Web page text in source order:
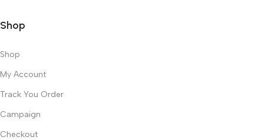
Shop
Shop
My Account
Track You Order
Campaign
Checkout